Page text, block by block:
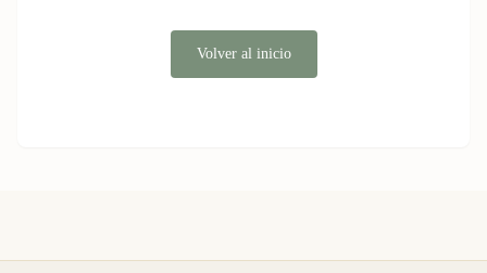
Volver al inicio